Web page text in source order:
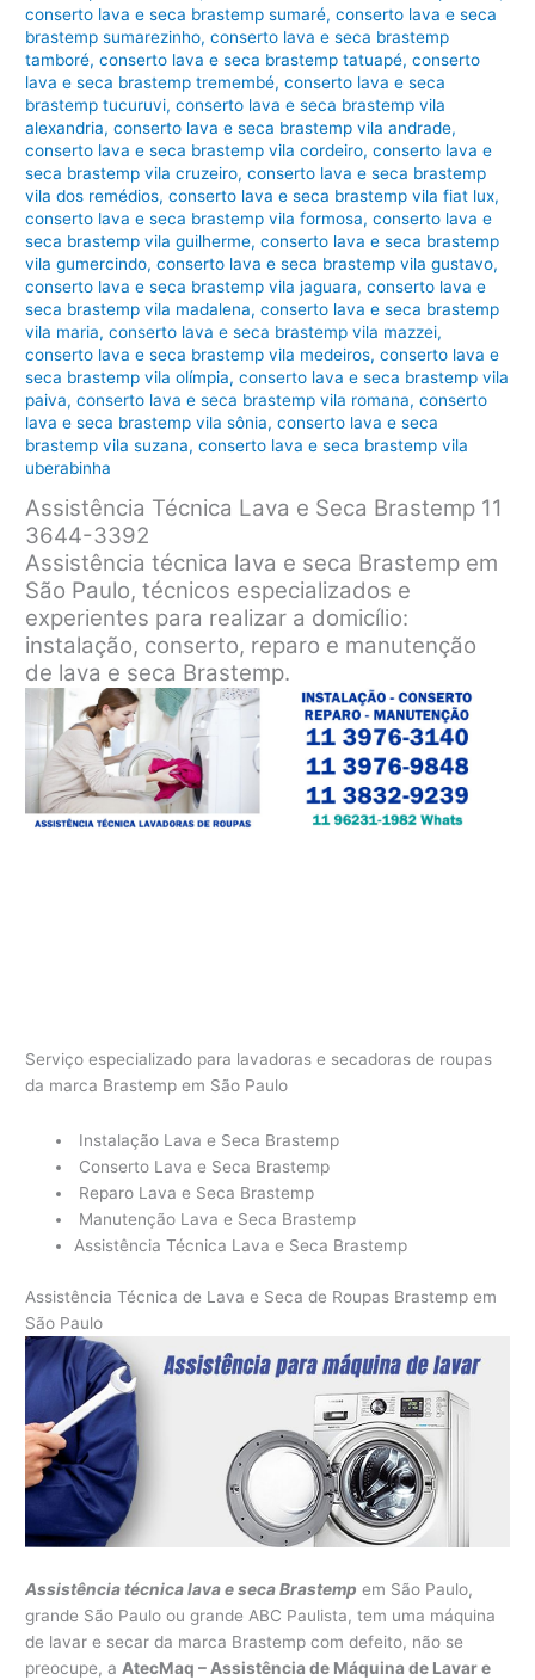
conserto lava e seca brastemp sumaré,conserto lava e seca
brastemp sumarezinho,conserto lava e seca brastemp
tamboré,conserto lava e seca brastemp tatuapé,conserto
lava e seca brastemp tremembé,conserto lava e seca
brastemp tucuruvi,conserto lava e seca brastemp vila
alexandria,conserto lava e seca brastemp vila andrade,
conserto lava e seca brastemp vila cordeiro,conserto lava e
seca brastemp vila cruzeiro,conserto lava e seca brastemp
vila dos remédios,conserto lava e seca brastemp vila fiat lux,
conserto lava e seca brastemp vila formosa,conserto lava e
seca brastemp vila guilherme,conserto lava e seca brastemp
vila gumercindo,conserto lava e seca brastemp vila gustavo,
conserto lava e seca brastemp vila jaguara,conserto lava e
seca brastemp vila madalena,conserto lava e seca brastemp
vila maria,conserto lava e seca brastemp vila mazzei,
conserto lava e seca brastemp vila medeiros,conserto lava e
seca brastemp vila olímpia,conserto lava e seca brastemp vila
paiva,conserto lava e seca brastemp vila romana,conserto
lava e seca brastemp vila sônia,conserto lava e seca
brastemp vila suzana,conserto lava e seca brastemp vila
uberabinha
Assistência Técnica Lava e Seca Brastemp 11
3644-3392
Assistência técnica lava e seca Brastemp em
São Paulo, técnicos especializados e
experientes para realizar a domicílio:
instalação, conserto, reparo e manutenção
de lava e seca Brastemp.
Serviço especializado para lavadoras e secadoras de roupas
da marca Brastemp em São Paulo
Instalação Lava e Seca Brastemp
Conserto Lava e Seca Brastemp
Reparo Lava e Seca Brastemp
Manutenção Lava e Seca Brastemp
Assistência Técnica Lava e Seca Brastemp
Assistência Técnica de Lava e Seca de Roupas Brastemp em
São Paulo
Assistência técnica lava e seca Brastemp em São Paulo,
grande São Paulo ou grande ABC Paulista, tem uma máquina
de lavar e secar da marca Brastemp com defeito, não se
preocupe, aAtecMaq – Assistência de Máquina de Lavar e